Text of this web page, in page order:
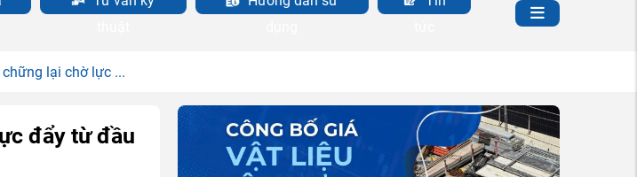
lại chờ lực ...
đẩy từ đầu